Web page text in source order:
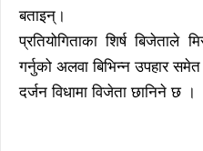
बताइन्।
प्रतियोगिताका शिर्ष बिजेताले
गर्नुको अलवा बिभिन्न उपहार
दर्जन विधामा विजेता छानिने छ ।